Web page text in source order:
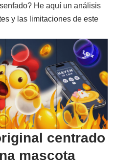
He aquí un análisis
y las limitaciones de este
centrado
mascota